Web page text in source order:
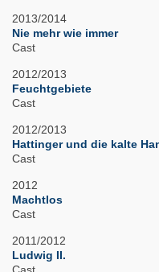
2013/2014
Nie mehr wie immer
Cast
2012/2013
Feuchtgebiete
Cast
2012/2013
Hattinger und die kalte
Cast
2012
Machtlos
Cast
2011/2012
Ludwig II.